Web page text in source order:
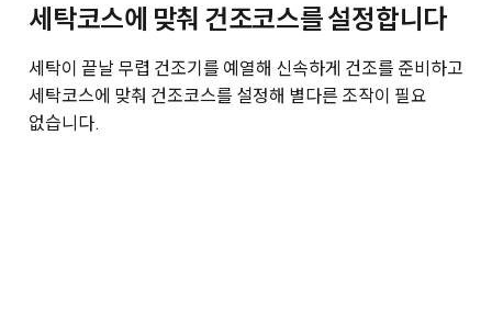
세탁코스에 맞춰 건조코스를 설정합니다
세탁이 끝날 무렵 건조기를 예열해 신속하게 건조를 준비하고
세탁코스에 맞춰 건조코스를 설정해 별다른 조작이 필요
없습니다.